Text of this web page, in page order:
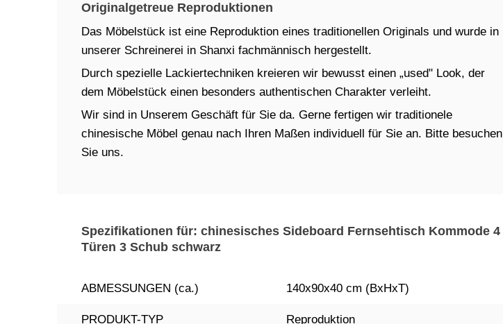
Originalgetreue Reproduktionen
Das Möbelstück ist eine Reproduktion eines traditionellen Originals und wurde in
unserer Schreinerei in Shanxi fachmännisch hergestellt.
Durch spezielle Lackiertechniken kreieren wir bewusst einen „used" Look, der
dem Möbelstück einen besonders authentischen Charakter verleiht.
Wir sind in Unserem Geschäft für Sie da. Gerne fertigen wir traditionele
chinesische Möbel genau nach Ihren Maßen individuell für Sie an. Bitte besuchen
Sie uns.
Spezifikationen für: chinesisches Sideboard Fernsehtisch Kommode 4
Türen 3 Schub schwarz
ABMESSUNGEN (ca.) 140x90x40 cm (BxHxT)
PRODUKT-TYP Reproduktion